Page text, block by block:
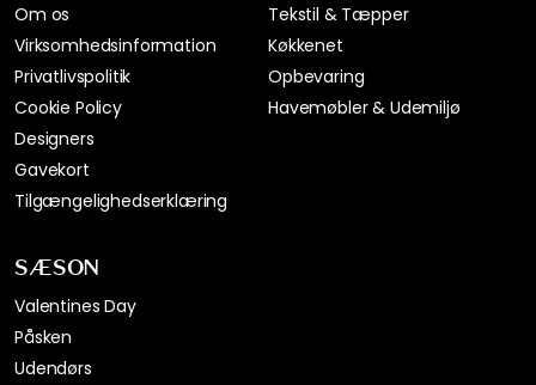
Om os
Virksomhedsinformation
Privatlivspolitik
Cookie Policy
Designers
Gavekort
Tilgængelighedserklæring
Tekstil & Tæpper
Køkkenet
Opbevaring
Havemøbler & Udemiljø
SÆSON
Valentines Day
Påsken
Udendørs